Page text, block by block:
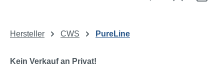
Hersteller CWS PureLine
Kein Verkauf an Privat!